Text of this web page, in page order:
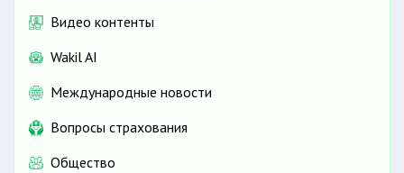
Видео контенты
Wakil AI
Международные новости
Вопросы страхования
Общество